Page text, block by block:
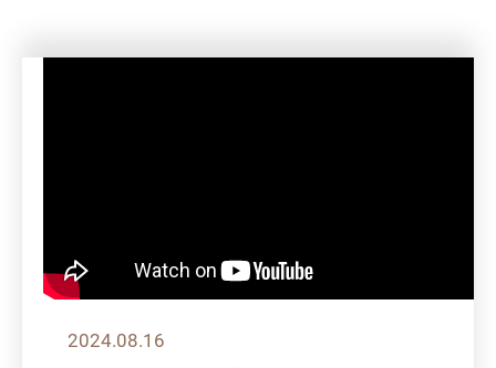
2024.08.16